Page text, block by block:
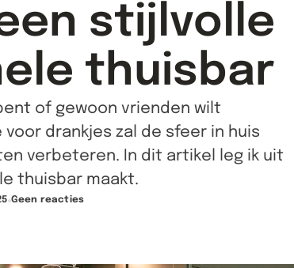
stijlvolle
thuisbar
of gewoon vrienden wilt
drankjes zal de sfeer in huis
verbeteren. In dit artikel leg ik uit
thuisbar maakt.
Geen reacties